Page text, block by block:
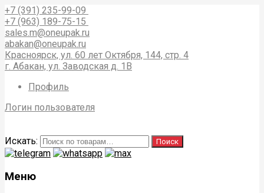
+7 (391) 235-99-09
+7 (963) 189-75-15
sales.m@oneupak.ru
abakan@oneupak.ru
Красноярск, ул. 60 лет Октября, 144, стр. 4
г. Абакан, ул. Заводская д. 1В
Профиль
Логин пользователя
Искать: Поиск
Меню